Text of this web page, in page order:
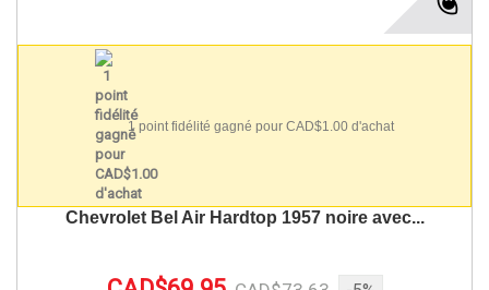
1 point fidélité gagné pour CAD$1.00 d'achat
Chevrolet Bel Air Hardtop 1957 noire avec...